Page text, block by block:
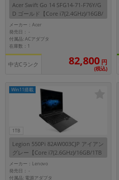
Acer Swift Go 14 SFG14-71-F76Y/G
D ゴールド【Core i7(2.4GHz)/16GB/
512GB SSD/Win11Home】
メーカー：Acer
発売日：-
付属品: ACアダプタ
在庫数：1
中古Cランク 82,800 円
(税込)
1TB
Win11搭載
Legion 550Pi 82AW003CJP アイアン
グレー【Core i7(2.6GHz)/16GB/1TB
SSD/Win11Home】
メーカー：Lenovo
発売日：-
付属品: 電源アダプタ